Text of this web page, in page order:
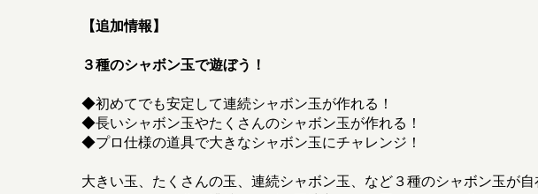
【追加情報】
３種のシャボン玉で遊ぼう！
◆初めてでも安定して連続シャボン玉が作れる！
◆長いシャボン玉やたくさんのシャボン玉が作れる！
◆プロ仕様の道具で大きなシャボン玉にチャレンジ！
大きい玉、たくさんの玉、連続シャボン玉、など３種のシャボン玉が